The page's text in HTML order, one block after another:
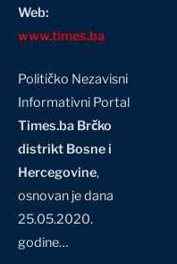
Web:
www.times.ba
Političko Nezavisni
Informativni Portal
Times.ba Brčko
distrikt Bosne i
Hercegovine,
osnovan je dana
25.05.2020.
godine…